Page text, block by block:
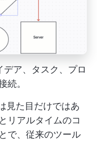
ア、タスク、プロ
続。
見た目だけではあ
リアルタイムのコ
で、従来のツール